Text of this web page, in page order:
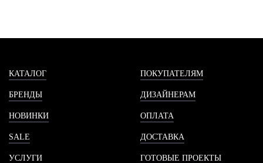
КАТАЛОГ
БРЕНДЫ
НОВИНКИ
SALE
УСЛУГИ
ПОКУПАТЕЛЯМ
ДИЗАЙНЕРАМ
ОПЛАТА
ДОСТАВКА
ГОТОВЫЕ ПРОЕКТЫ